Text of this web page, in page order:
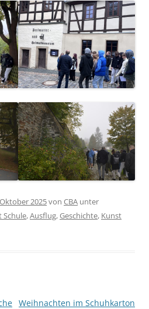
2025von CBA unter
Schule,Ausflug,Geschichte, Kunst
Weihnachten im Schuhkarton